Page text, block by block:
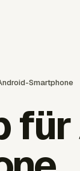
Smartphone